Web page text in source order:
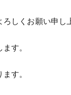
しくお願い申し
す。
す。